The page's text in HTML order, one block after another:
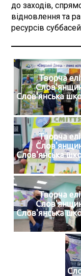
до заходів,
відновлення та
ресурсів
Творча
Слов'янська
Творча
Слов'янська
Творча
Слов'янська